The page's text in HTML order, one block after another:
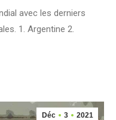
avec les derniers
1. Argentine 2.
Déc 3 2021